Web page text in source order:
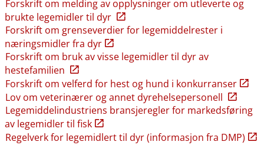
Forskrift om melding av opplysninger om utleverte og
brukte legemidler til dyr
Forskrift om grenseverdier for legemiddelrester i
næringsmidler fra dyr
Forskrift om bruk av visse legemidler til dyr av
hestefamilien
Forskrift om velferd for hest og hund i konkurranser
Lov om veterinærer og annet dyrehelsepersonell
Legemiddelindustriens bransjeregler for markedsføring
av legemidler til fisk
Regelverk for legemidlert til dyr (informasjon fra DMP)